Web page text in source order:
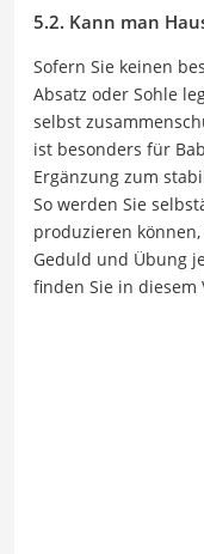
5.2. Kann man
Sofern Sie keinen
Absatz oder Sohle
selbst
ist besonders für
Ergänzung zum
So werden Sie
produzieren
Geduld und Übung
finden Sie in diesem